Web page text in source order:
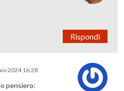
Rispondi
2024 16:28
pensiero: